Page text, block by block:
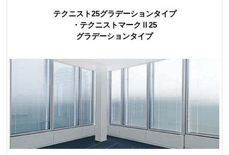
テクニスト25グラデーションタイプ
・テクニストマークⅡ25
グラデーションタイプ